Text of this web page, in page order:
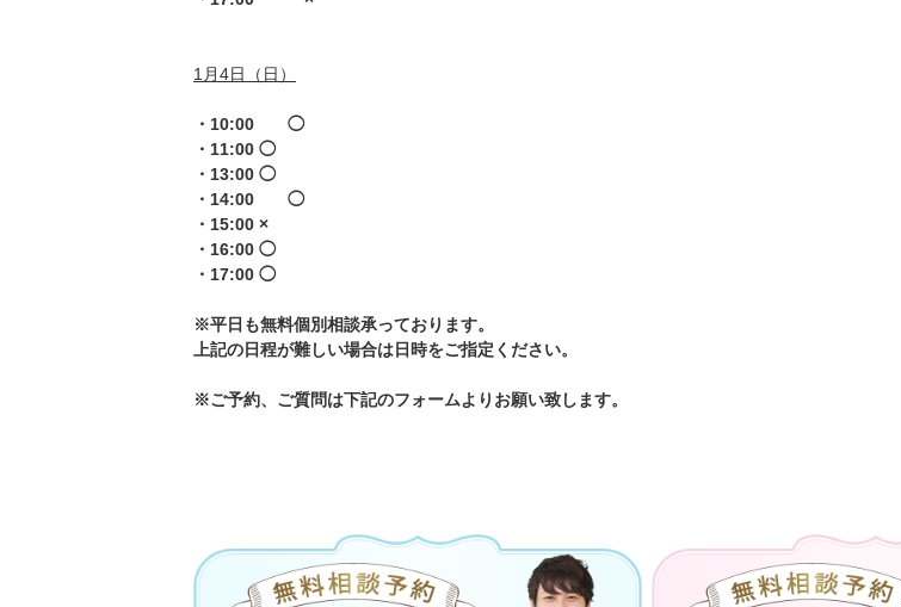
1月4日（日）
・10:00 ◯
・11:00 ◯
・13:00 ◯
・14:00 ◯
・15:00 ×
・16:00 ◯
・17:00 ◯
※平日も無料個別相談承っております。
上記の日程が難しい場合は日時をご指定ください。
※ご予約、ご質問は下記のフォームよりお願い致します。